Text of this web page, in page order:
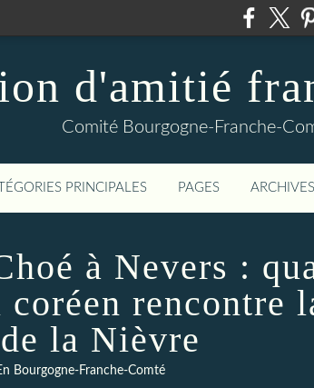
d'amitié
Comité Bourgogne-Franche-
PRINCIPALES PAGES ARCHIVES
à Nevers :
rencontre
la Nièvre
Bourgogne-Franche-Comté